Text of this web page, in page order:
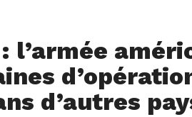
l’armée
d’autres